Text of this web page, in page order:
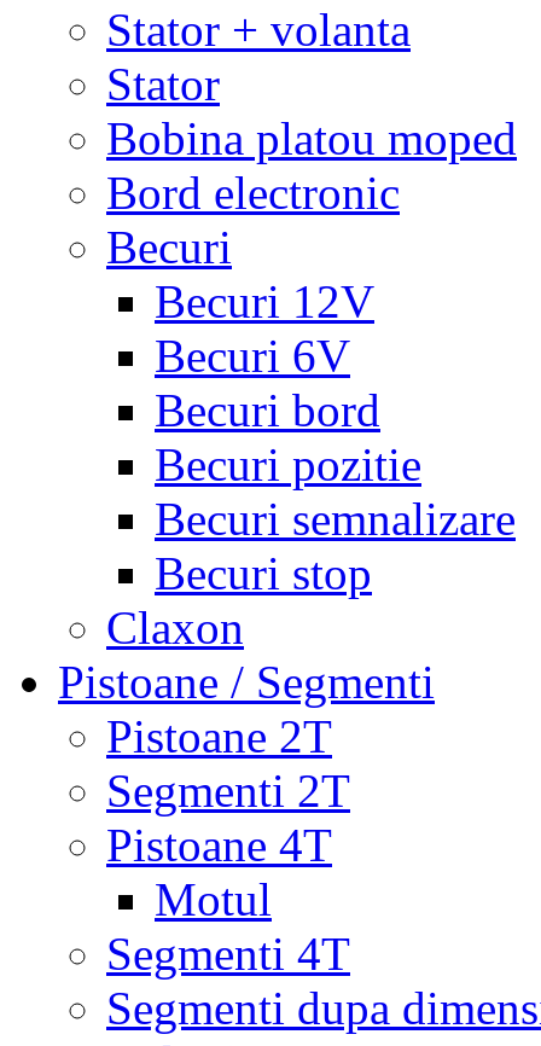
Stator + volanta
Stator
Bobina platou moped
Bord electronic
Becuri
Becuri 12V
Becuri 6V
Becuri bord
Becuri pozitie
Becuri semnalizare
Becuri stop
Claxon
Pistoane / Segmenti
Pistoane 2T
Segmenti 2T
Pistoane 4T
Motul
Segmenti 4T
Segmenti dupa